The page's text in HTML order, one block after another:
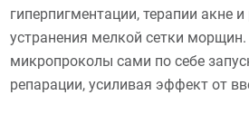
гиперпигментации, терапии акне
устранения мелкой сетки
микропроколы сами по себе
репарации, усиливая эффект от